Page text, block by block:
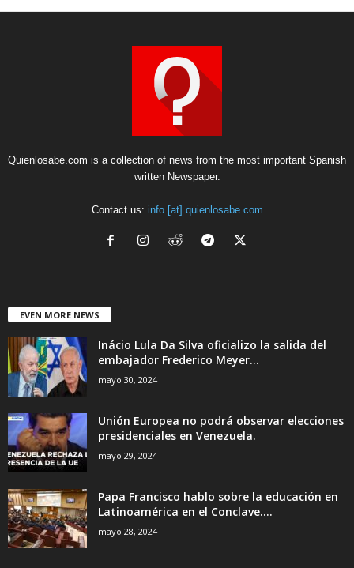
Quienlosabe.com is a collection of news from the most important Spanish
written Newspaper.
Contact us: info [at] quienlosabe.com
EVEN MORE NEWS
Inácio Lula Da Silva oficializo la salida del
embajador Frederico Meyer...
mayo 30, 2024
Unión Europea no podrá observar elecciones
presidenciales en Venezuela.
mayo 29, 2024
Papa Francisco hablo sobre la educación en
Latinoamérica en el Conclave....
mayo 28, 2024